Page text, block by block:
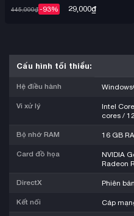
445,000₫-93% 29,000₫
Cấu hình tối thiểu:
Hệ điều hành
Vi xử lý
Intel
cores /
Bộ nhớ RAM 16 GB
Card đồ họa
NVIDIA
Radeon
DirectX Phiên
Kết nối Cáp